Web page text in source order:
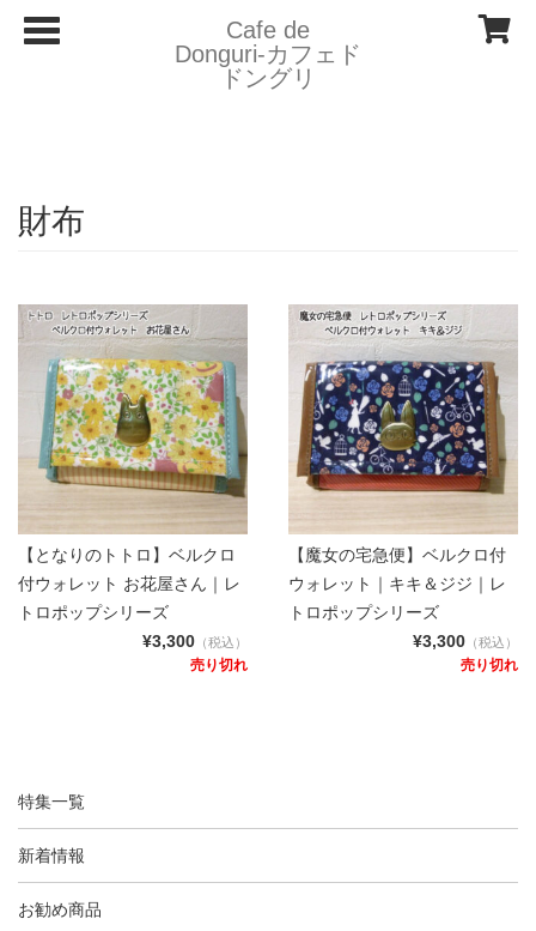
T
o
g
a
n
Cafe de
Donguri- カフェド
ドングリ
財布
【となりのトトロ】ベルクロ
付ウォレット お花屋さん｜レ
トロポップシリーズ
¥3,300 （税込）
売り切れ
【魔女の宅急便】ベルクロ付
ウォレット｜キキ＆ジジ｜レ
トロポップシリーズ
¥3,300（税込）
売り切れ
特集一覧
新着情報
お勧め商品